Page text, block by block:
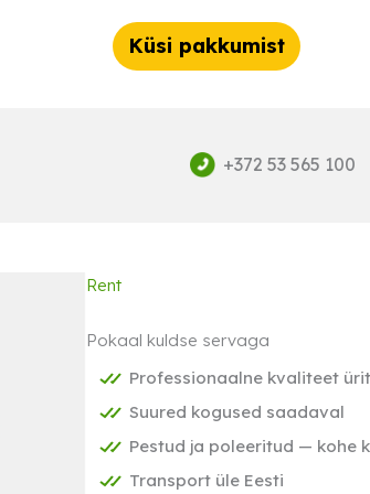
Küsi pakkumist
+372 53 565 100
Rent
Pokaal kuldse servaga
Professionaalne kvaliteet
Suured kogused saadaval
Pestud ja poleeritud — kohe
Transport üle Eesti